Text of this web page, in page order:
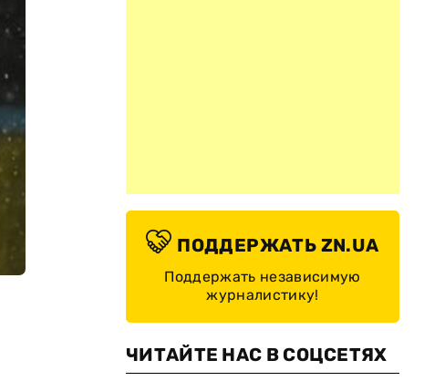
ПОДДЕРЖАТЬ ZN.UA
Поддержать независимую
журналистику!
ЧИТАЙТЕ НАС В СОЦСЕТЯХ